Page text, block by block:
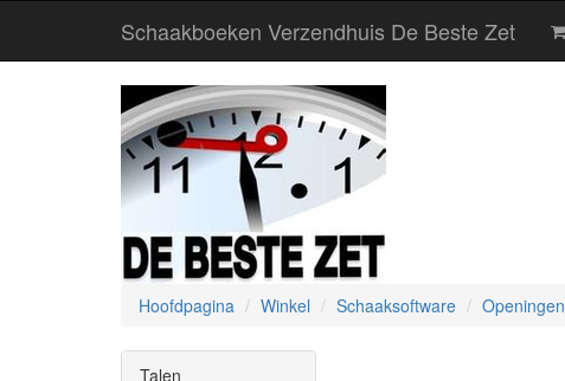
Schaakboeken Verzendhuis De Beste Zet
Hoofdpagina Winkel Schaaksoftware Openingen
Talen